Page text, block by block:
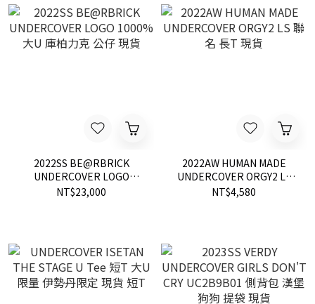
2022SS BE@RBRICK
UNDERCOVER LOGO
1000% 大U 庫柏力克 公仔
NT$23,000
2022AW HUMAN MADE
UNDERCOVER ORGY2 LS
聯名 長T 現貨
NT$4,580